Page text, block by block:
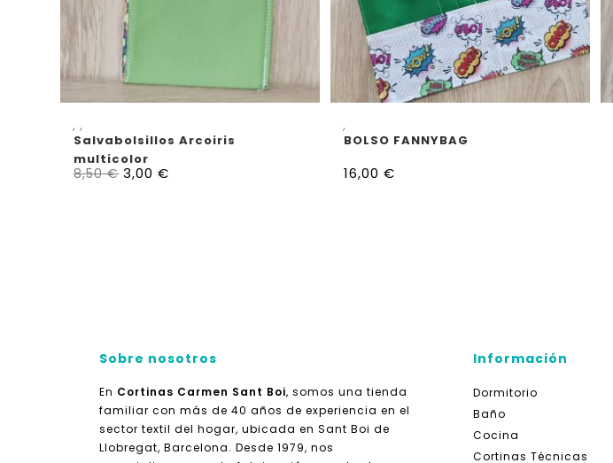
,,
Salvabolsillos Arcoiris
multicolor
8,50€ 3,00€
,
BOLSO FANNYBAG
16,00€
Sobre nosotros
En Cortinas Carmen Sant Boi, somos una tienda
familiar con más de 40 años de experiencia en el
sector textil del hogar, ubicada en Sant Boi de
Llobregat, Barcelona. Desde 1979, nos
Información
Dormitorio
Baño
Cocina
Cortinas Técnicas